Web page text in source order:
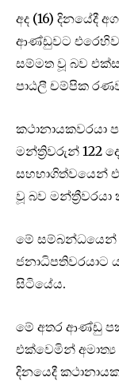
අද (16) දිනයේදී
ආණ්ඩුවට එරෙහිව
සම්මත වූ බව
පාඨලී චම්පික
කථානායකවරයා
මන්ත්‍රිවරුන් 122
සහභාගිත්වයෙන්
වූ බව මන්ත්‍රීවරයා
මේ සම්බන්ධයෙන්
ජනාධිපතිවරයාට
සිටියේය.
මේ අතර ආණ්ඩු
එක්වෙමින්
දිනයෙදී